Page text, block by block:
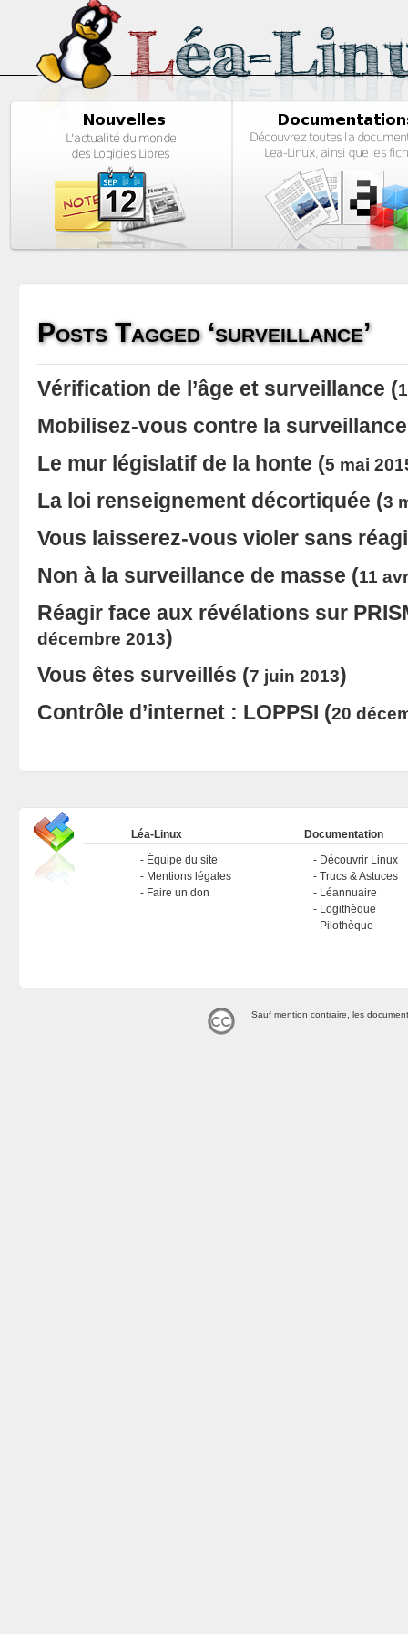
Posts Tagged ‘surveillance’
Vérification de l’âge et surveillance (
Mobilisez-vous contre la
Le mur législatif de la honte (5 mai
La loi renseignement décortiquée (3
Vous laisserez-vous violer sans
Non à la surveillance de masse (11
Réagir face aux révélations sur
décembre 2013)
Vous êtes surveillés (7 juin 2013)
Contrôle d’internet : LOPPSI (20
Léa-Linux
Équipe du site
Mentions légales
Faire un don
Documentation
Découvrir Linux
Trucs & Astuces
Léannuaire
Logithèque
Pilothèque
Sauf mention contraire, les